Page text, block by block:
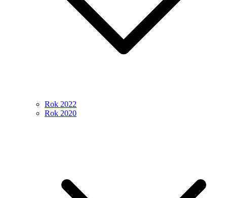
Rok 2022
Rok 2020